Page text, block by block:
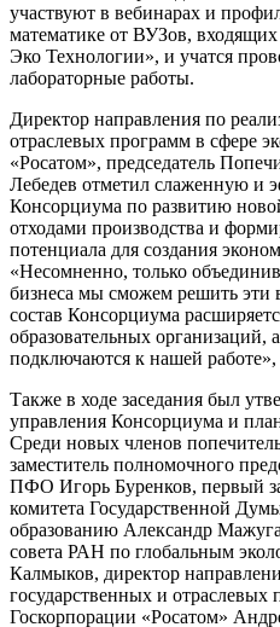
участвуют в вебинарах и
математике от ВУЗов,
Эко Технологии», и учатся
лабораторные работы.
Директор направления по
отраслевых программ в сфере
«Росатом», председатель
Лебедев отметил слаженную и
Консорциума по развитию
отходами производства и
потенциала для создания
«Несомненно, только
бизнеса мы сможем решить эти
состав Консорциума
образовательных организаций,
подключаются к нашей
Также в ходе заседания был
управления Консорциума и
Среди новых членов
заместитель полномочного
ПФО Игорь Буренков, первый
комитета Государственной
образованию Александр
совета РАН по глобальным
Калмыков, директор
государственных и отраслевых
Госкорпорации «Росатом»